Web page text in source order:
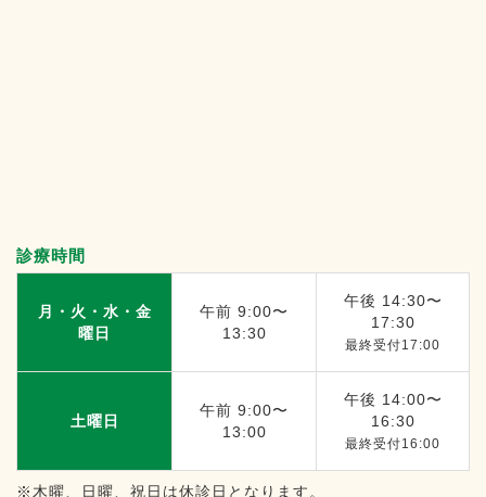
診療時間
月・火・水・金
曜日
午前 9:00〜
13:30
午後 14:30〜
17:30
最終受付17:00
土曜日
午前 9:00〜
13:00
午後 14:00〜
16:30
最終受付16:00
※木曜、日曜、祝日は休診日となります。